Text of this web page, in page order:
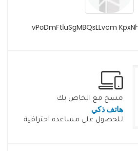
vPoDmFtluSgMBQsLLvcm
مسح مع الخاص بك
هاتف ذكي
للحصول علي مساعده احترافية